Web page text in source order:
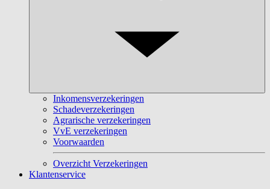
Inkomensverzekeringen
Schadeverzekeringen
Agrarische verzekeringen
VvE verzekeringen
Voorwaarden
Overzicht Verzekeringen
Klantenservice